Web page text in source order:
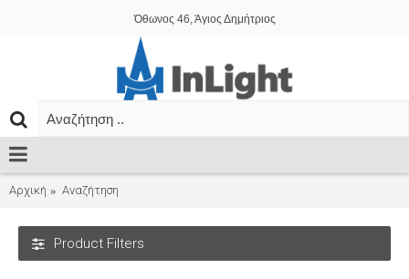
Όθωνος 46, Άγιος Δημήτριος
Αρχική Αναζήτηση
Product Filters